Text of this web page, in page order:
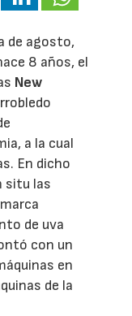
de agosto,
8 años, el
New
a la cual
En dicho
situ las
de uva
con un
en
de la